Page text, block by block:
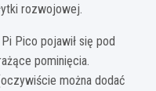
rozwojowej.
Pico pojawił się pod
pominięcia.
można dodać